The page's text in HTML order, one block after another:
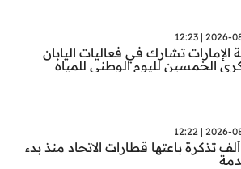
2026-08-05
الإمارات تشارك في فعاليات اليابان
الخمسين لليوم الوطني للمياه
2026-08-05
70 ألف تذكرة باعتها قطارات الاتحاد منذ بدء